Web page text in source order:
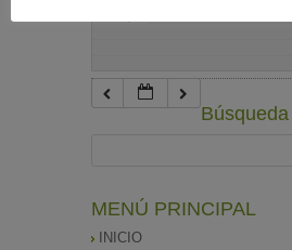
Búsqueda
MENÚ PRINCIPAL
INICIO